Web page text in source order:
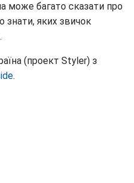
може багато сказати про
знати, яких звичок
(проект Styler) з
.